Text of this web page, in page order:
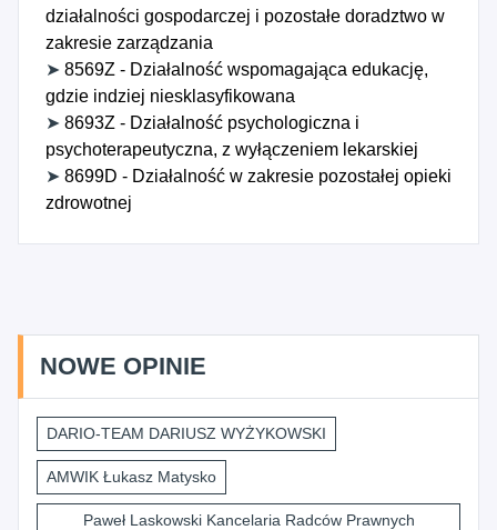
działalności gospodarczej i pozostałe doradztwo w
zakresie zarządzania
➤ 8569Z - Działalność wspomagająca edukację,
gdzie indziej niesklasyfikowana
➤ 8693Z - Działalność psychologiczna i
psychoterapeutyczna, z wyłączeniem lekarskiej
➤ 8699D - Działalność w zakresie pozostałej opieki
zdrowotnej
NOWE OPINIE
DARIO-TEAM DARIUSZ WYŻYKOWSKI
AMWIK Łukasz Matysko
Paweł Laskowski Kancelaria Radców Prawnych